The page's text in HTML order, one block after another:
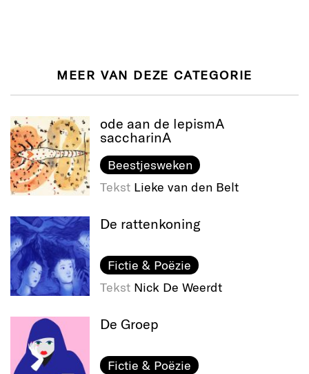
MEER VAN DEZE CATEGORIE
ode aan de lepismA
saccharinA
Beestjesweken
Tekst Lieke van den Belt
De rattenkoning
Fictie & Poëzie
Tekst Nick De Weerdt
De Groep
Fictie & Poëzie